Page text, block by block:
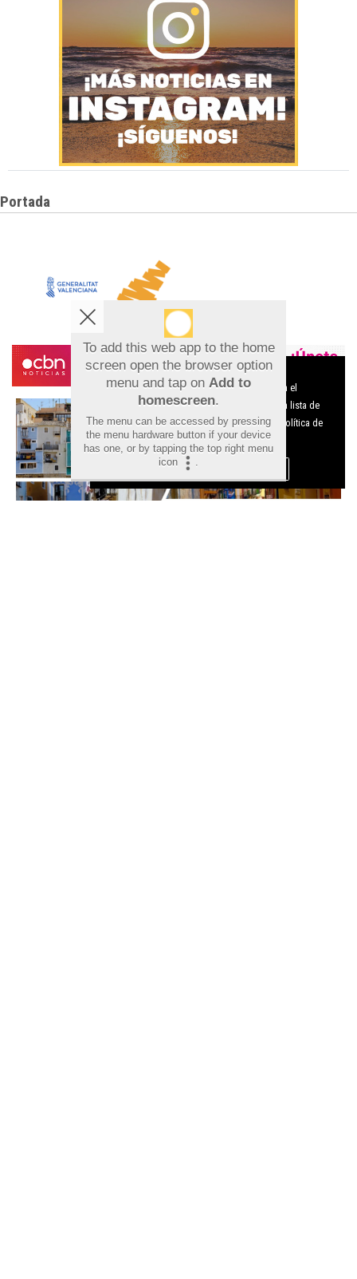
Portada
To add this web app to the home
screen open the browser option
menu and tap on Add to
homescreen.
The menu can be accessed by pressing
the menu hardware button if your device
has one, or by tapping the top right menu
icon
.
Aviso sobre el Uso de cookies:
Utilizamos cookies nuestras y de terceros para el
funcionamiento del digital. Puedes consultar la lista de
cookies y como desconectarlas. Ver nuestra Política de
Privacidad y Cookies
Aceptar Cookies